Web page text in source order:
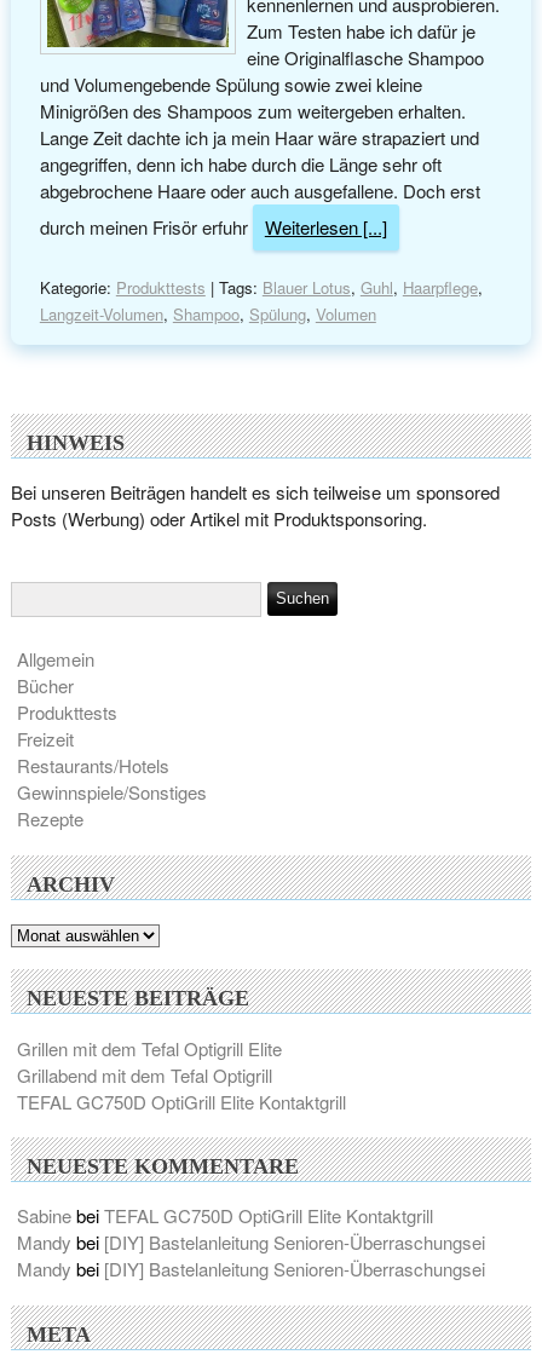
Zum Testen habe ich dafür je
eine Originalflasche Shampoo
und Volumengebende Spülung sowie zwei kleine
Minigrößen des Shampoos zum weitergeben erhalten.
Lange Zeit dachte ich ja mein Haar wäre strapaziert und
angegriffen, denn ich habe durch die Länge sehr oft
abgebrochene Haare oder auch ausgefallene. Doch erst
durch meinen Frisör erfuhr
Weiterlesen [...]
Kategorie: Produkttests | Tags: Blauer Lotus, Guhl, Haarpflege,
Langzeit-Volumen, Shampoo, Spülung, Volumen
HINWEIS
Bei unseren Beiträgen handelt es sich teilweise um sponsored
Posts (Werbung) oder Artikel mit Produktsponsoring.
Allgemein
Bücher
Produkttests
Freizeit
Restaurants/Hotels
Gewinnspiele/Sonstiges
Rezepte
ARCHIV
Archiv
NEUESTE BEITRÄGE
Grillen mit dem Tefal Optigrill Elite
Grillabend mit dem Tefal Optigrill
TEFAL GC750D OptiGrill Elite Kontaktgrill
NEUESTE KOMMENTARE
SabinebeiTEFAL GC750D OptiGrill Elite Kontaktgrill
Mandy bei [DIY] Bastelanleitung Senioren-Überraschungsei
Mandy bei [DIY] Bastelanleitung Senioren-Überraschungsei
META